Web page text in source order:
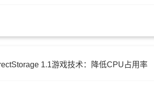
1.1游戏技术：降低CPU占用率